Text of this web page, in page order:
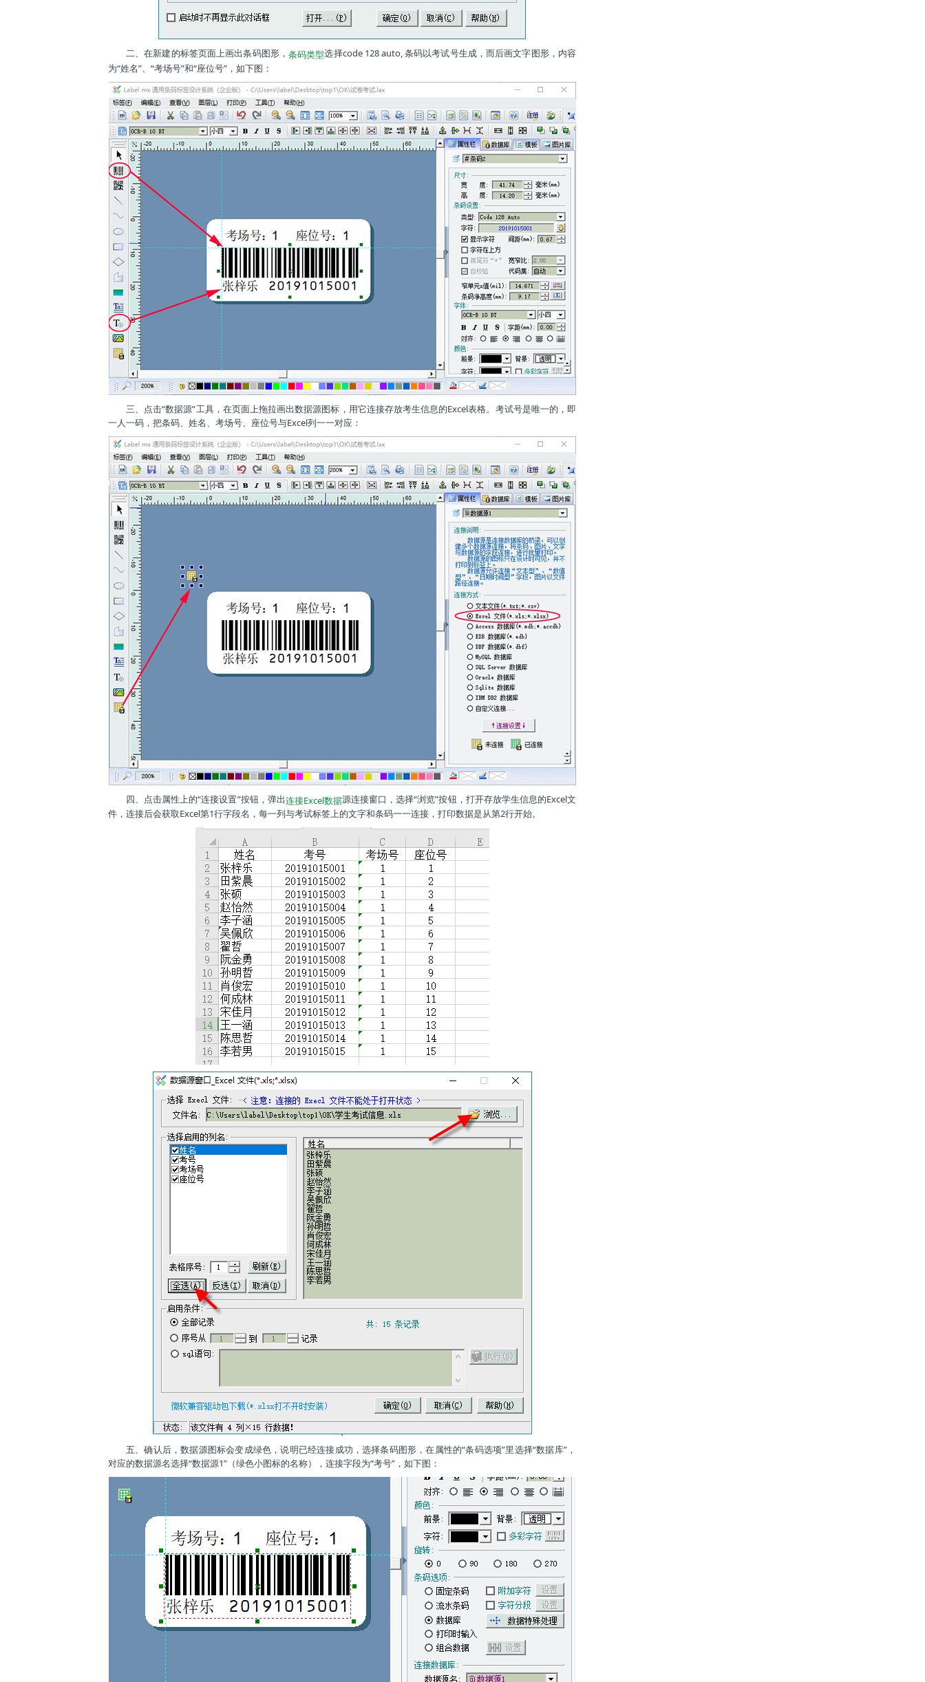
二、在新建的标签页面上画出条码图形， 条码类型选择code 128 auto, 条码以考试号生成，而后画文字图形，内容
为“姓名”、“考场号”和“座位号”，如下图：
三、点击“数据源”工具，在页面上拖拉画出数据源图标，用它连接存放考生信息的Excel表格。考试号是唯一的，即
一人一码，把条码、姓名、考场号、座位号与Excel列一一对应：
四、点击属性上的“连接设置”按钮，弹出连接Excel数据源连接窗口，选择“浏览”按钮，打开存放学生信息的Excel文
件，连接后会获取Excel第1行字段名，每一列与考试标签上的文字和条码一一连接，打印数据是从第2行开始。
五、确认后，数据源图标会变成绿色，说明已经连接成功，选择条码图形，在属性的“条码选项”里选择“数据库”，
对应的数据源名选择“数据源1”（绿色小图标的名称），连接字段为“考号”，如下图：